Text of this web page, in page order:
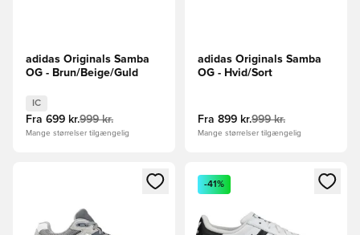
adidas Originals Samba
OG - Brun/Beige/Guld
IC
Fra 699 kr.999 kr.
Mange størrelser tilgængelig
adidas Originals Samba
OG - Hvid/Sort
Fra 899 kr.999 kr.
Mange størrelser tilgængelig
Åbner en Modal til at logge ind eller tilmelde dig som
Åbner en Modal til at logge
-41%